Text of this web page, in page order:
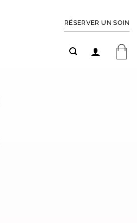
RÉSERVER UN SOIN